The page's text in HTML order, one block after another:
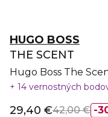
HUGO BOSS
THE SCENT
Hugo Boss The
14 vernostných
29,40 €42,00 €